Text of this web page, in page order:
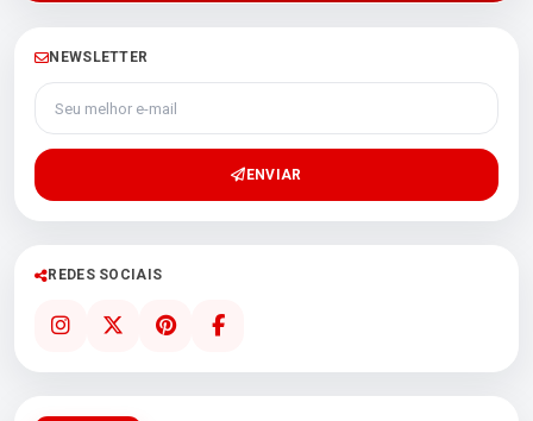
NEWSLETTER
Seu melhor e-mail
ENVIAR
REDES SOCIAIS